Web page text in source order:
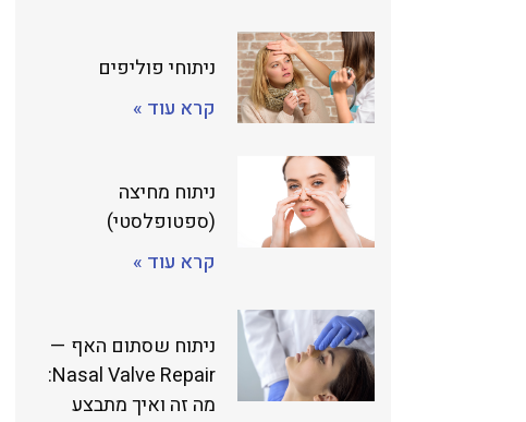
ניתוחי פוליפים
קרא עוד »
ניתוח מחיצה
(ספטופלסטי)
קרא עוד »
ניתוח שסתום האף —
Nasal Valve Repair:
מה זה ואיך מתבצע